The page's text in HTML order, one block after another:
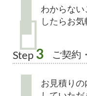
わからない
したらお気
Step 3 ご契約
お見積り